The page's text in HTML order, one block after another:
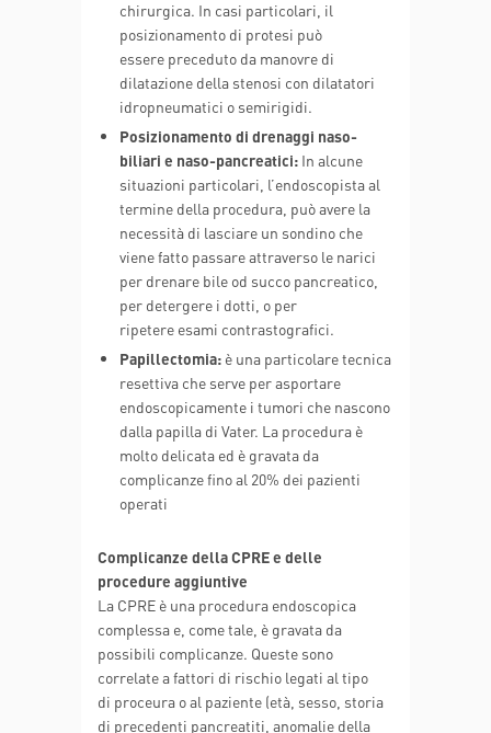
chirurgica. In casi particolari, il
posizionamento di protesi può
essere preceduto da manovre di
dilatazione della stenosi con dilatatori
idropneumatici o semirigidi.
Posizionamento di drenaggi naso-
biliari e naso-pancreatici: In alcune
situazioni particolari, l’endoscopista al
termine della procedura, può avere la
necessità di lasciare un sondino che
viene fatto passare attraverso le narici
per drenare bile od succo pancreatico,
per detergere i dotti, o per
ripetere esami contrastografici.
Papillectomia: è una particolare tecnica
resettiva che serve per asportare
endoscopicamente i tumori che nascono
dalla papilla di Vater. La procedura è
molto delicata ed è gravata da
complicanze fino al 20% dei pazienti
operati
Complicanze della CPRE e delle
procedure aggiuntive
La CPRE è una procedura endoscopica
complessa e, come tale, è gravata da
possibili complicanze. Queste sono
correlate a fattori di rischio legati al tipo
di proceura o al paziente (età, sesso, storia
di precedenti pancreatiti, anomalie della